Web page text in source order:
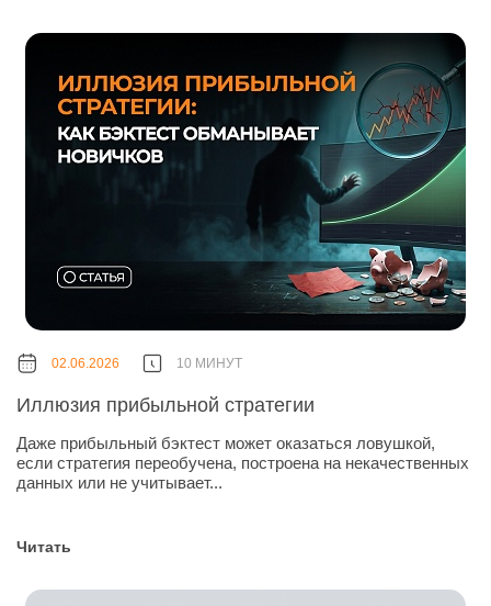
02.06.2026 10 МИНУТ
Иллюзия прибыльной стратегии
Даже прибыльный бэктест может оказаться ловушкой,
если стратегия переобучена, построена на некачественных
данных или не учитывает...
Читать